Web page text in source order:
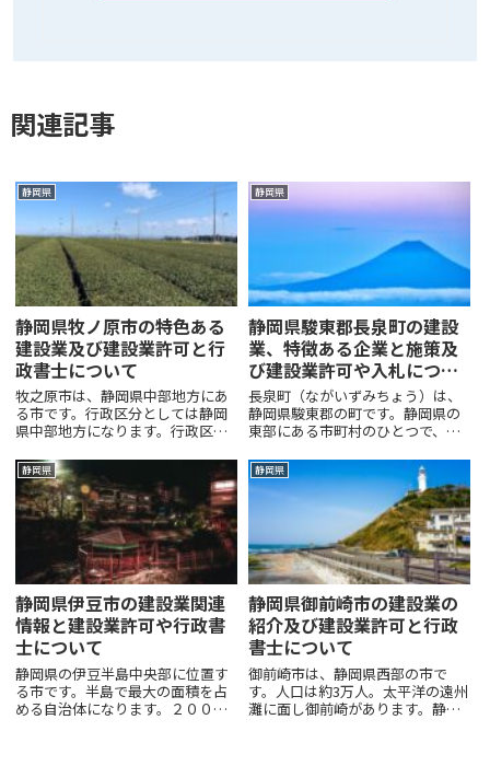
関連記事
静岡県
静岡県牧ノ原市の特色ある
建設業及び建設業許可と行
政書士について
牧之原市は、静岡県中部地方にあ
る市です。行政区分としては静岡
県中部地方になります。行政区域
して有名な牧之原台地あたりまで
となっていて市名もこの牧之原台
地から来ています。住宅街は海岸
沿いにあって、牧之原台地の人
静岡県
静岡県駿東郡長泉町の建設
業、特徴ある企業と施策及
び建設業許可や入札につい
て
長泉町（ながいずみちょう）は、
静岡県駿東郡の町です。静岡県の
東部にある市町村のひとつで、三
東から北西にかけて長細い形くて
愛鷹山が北西にあります。黄瀬川
は、町を北から南に流れたあとに
町の西側の境界として沼津市大
静岡県
静岡県伊豆市の建設業関連
情報と建設業許可や行政書
士について
静岡県の伊豆半島中央部に位置す
る市です。半島で最大の面積を占
める自治体になります。２００４
静岡県
静岡県御前崎市の建設業の
紹介及び建設業許可と行政
書士について
御前崎市は、静岡県西部の市で
す。人口は約3万人。太平洋の遠州
灘に面し御前崎があります。静岡